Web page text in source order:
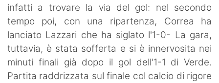
infatti a trovare la via del gol: nel secondo
tempo poi, con una ripartenza, Correa ha
lanciato Lazzari che ha siglato l'1-0- La gara,
tuttavia, è stata sofferta e si è innervosita nei
minuti finali già dopo il gol dell'1-1 di Verde.
Partita raddrizzata sul finale col calcio di rigore